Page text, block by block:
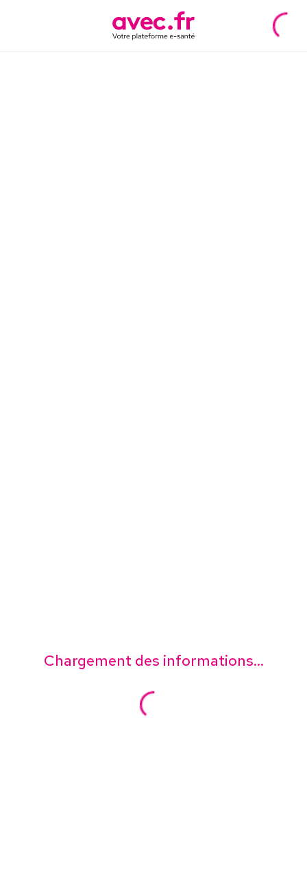
Chargement des informations...